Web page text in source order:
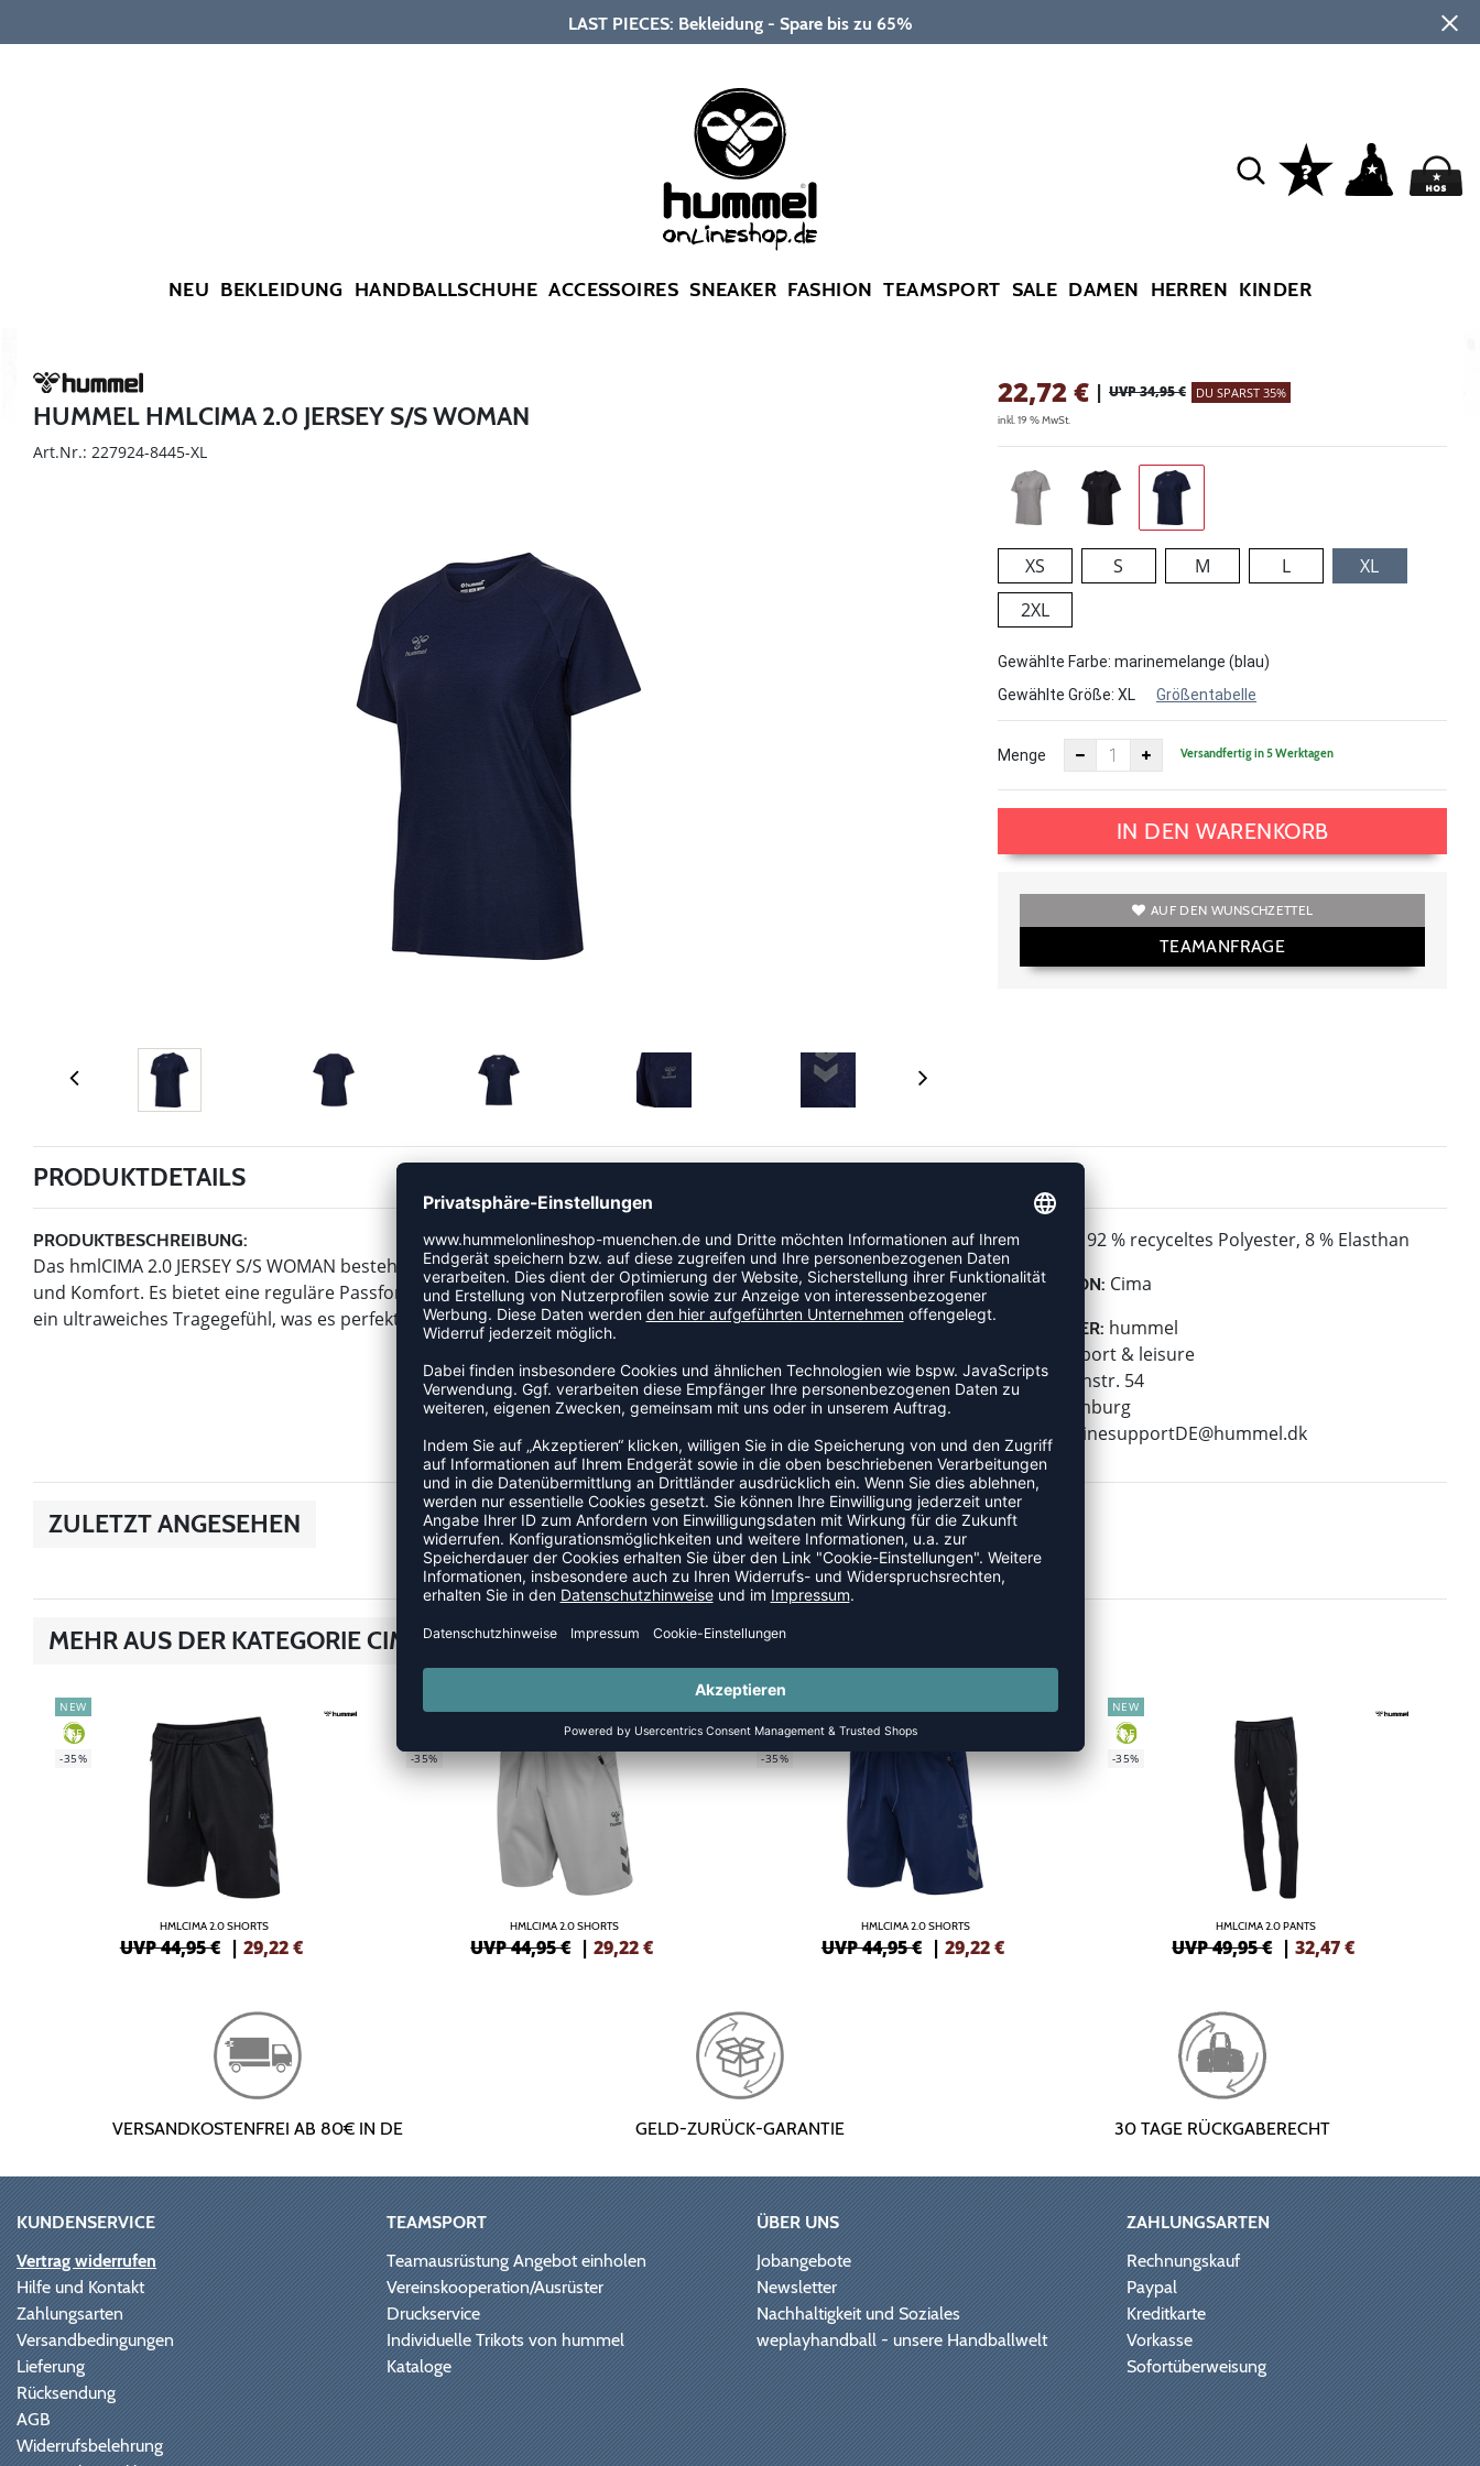
LAST PIECES: Bekleidung - Spare bis zu 65%
NEU BEKLEIDUNG HANDBALLSCHUHE ACCESSOIRES SNEAKER FASHION TEAMSPORT SALE DAMEN HERREN KINDER
HUMMEL HMLCIMA 2.0 JERSEY S/S WOMAN
Art.Nr.: 227924-8445-XL
22,72€ | UVP 34,95 € DU SPARST 35%
inkl. 19 % MwSt.
XS S M L
XL
2XL
Gewählte Farbe: marinemelange (blau)
Gewählte Größe: XL Größentabelle
Menge Versandfertig in 5 Werktagen
IN DEN WARENKORB
AUF DEN WUNSCHZETTEL
TEAMANFRAGE
PRODUKTDETAILS
PRODUKTBESCHREIBUNG:
Das hmlCIMA 2.0 JERSEY S/S WOMAN besteht aus extra dehnbarem Material für verbesserte Bewegungsfreiheit
und Komfort. Es bietet eine reguläre Passform für Frauen, ein hummel-Logo und eine aufgeraute Oberfläche für
ein ultraweiches Tragegefühl, was es perfekt für jede Aktivität macht.
MATERIAL: 92 % recyceltes Polyester, 8 % Elasthan
KOLLEKTION: Cima
HERSTELLER: hummel
hummel sport & leisure
Leverkusenstr. 54
22761 Hamburg
E-Mail:
onlinesupportDE@hummel.dk
ZULETZT ANGESEHEN
MEHR AUS DER KATEGORIE CIMA 2.0
NEW
GREEN
-35%
HMLCIMA 2.0 SHORTS
UVP 44,95 € | 29,22€
NEW
-35%
HMLCIMA 2.0 SHORTS
UVP 44,95 € |29,22€
GREEN
-35%
HMLCIMA 2.0 SHORTS
UVP 44,95 € | 29,22€
NEW
GREEN
-35%
HMLCIMA 2.0 PANTS
UVP 49,95 € |32,47€
VERSANDKOSTENFREI AB 80€ IN DE GELD-ZURÜCK-GARANTIE 30 TAGE RÜCKGABERECHT
KUNDENSERVICE
Vertrag widerrufen
Hilfe und Kontakt
Zahlungsarten
Versandbedingungen
Lieferung
Rücksendung
AGB
Widerrufsbelehrung
TEAMSPORT
Teamausrüstung Angebot einholen
Vereinskooperation/Ausrüster
Druckservice
Individuelle Trikots von hummel
Kataloge
ÜBER UNS
Jobangebote
Newsletter
Nachhaltigkeit und Soziales
weplayhandball - unsere Handballwelt
ZAHLUNGSARTEN
Rechnungskauf
Paypal
Kreditkarte
Vorkasse
Sofortüberweisung